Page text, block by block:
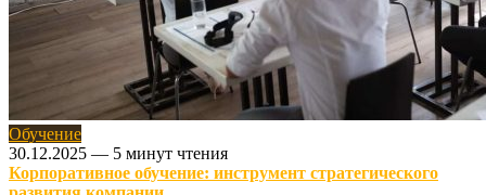
Обучение
30.12.2025 — 5 минут чтения
Корпоративное обучение: инструмент стратегического